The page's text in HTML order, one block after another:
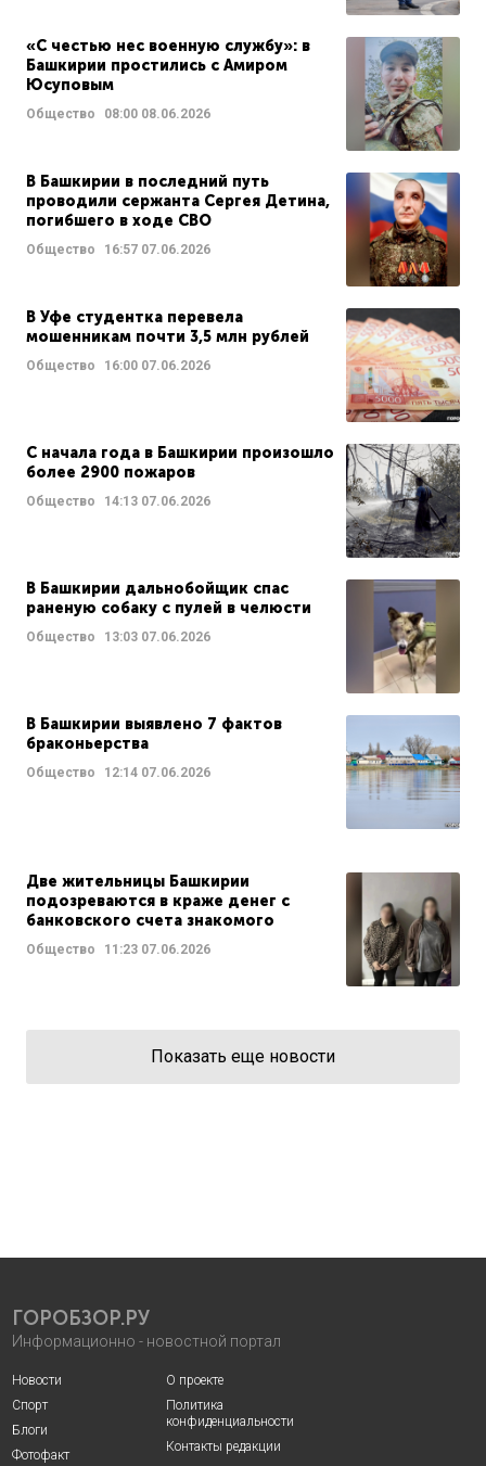
«С честью нес военную службу»: в
Башкирии простились с Амиром
Юсуповым
Общество 08:00 08.06.2026
В Башкирии в последний путь
проводили сержанта Сергея Детина,
погибшего в ходе СВО
Общество 16:57 07.06.2026
В Уфе студентка перевела
мошенникам почти 3,5 млн рублей
Общество 16:00 07.06.2026
С начала года в Башкирии произошло
более 2900 пожаров
Общество 14:13 07.06.2026
В Башкирии дальнобойщик спас
раненую собаку с пулей в челюсти
Общество 13:03 07.06.2026
В Башкирии выявлено 7 фактов
браконьерства
Общество 12:14 07.06.2026
Две жительницы Башкирии
подозреваются в краже денег с
банковского счета знакомого
Общество 11:23 07.06.2026
Показать еще новости
ГОРОБЗОР.РУ
Информационно - новостной портал
Новости
Спорт
Блоги
Фотофакт
О проекте
Политика
конфиденциальности
Контакты редакции